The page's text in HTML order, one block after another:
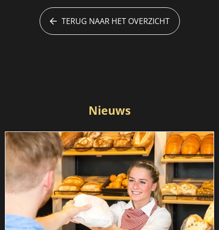
TERUG NAAR HET OVERZICHT
Nieuws